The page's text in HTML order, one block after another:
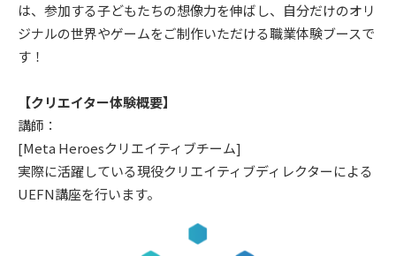
は、参加する子どもたちの想像力を伸ばし、自分だけのオリ
ジナルの世界やゲームをご制作いただける職業体験ブースで
す！
【クリエイター体験概要】
講師：
[Meta Heroesクリエイティブチーム]
実際に活躍している現役クリエイティブディレクターによる
UEFN講座を行います。